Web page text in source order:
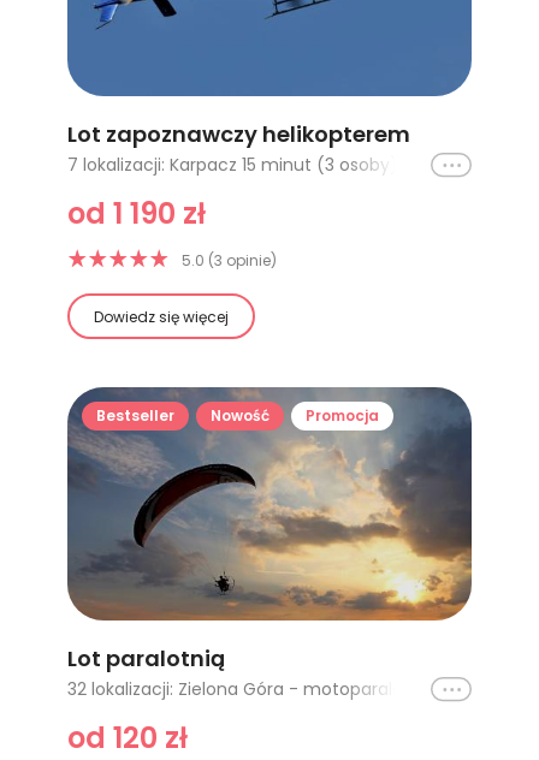
Lot zapoznawczy helikopterem
7 lokalizacji: Karpacz 15 minut (3 osoby), Karpacz 20 minut (3 os.), Karpacz 30 minut (3 os.), Polkowice 15 minut (3 os.), Polkowice 20 minut (3 os.), Polkowice 30 minut (3 os.), Lot dla dwojga Bielsko Biała 15 minut
Ikona
od 1 190 zł
5.0 (3 opinie)
Dowiedz się więcej
Bestseller Nowość Promocja
Lot paralotnią
32 lokalizacji: Zielona Góra - motoparalotnia 10 minut, Gliwice - 10 minut, Trójmiasto (Borsk), Kraków (Pobiednik Wielki), Łódź, Poznań - 10 minut, Bielsko-Biała, Trójmiasto, Warszawa, Opole, Poznań - 20 minut, Gliwice - 25 minut, Gliwice - 35 minut, Beskidy (Żywiec) - Motoparalotnia, Katowice - 25 minut, Katowice - 10 minut, Poznań - 30 minut, Świdwin 10 minut, Gliwice, Trójmiasto (Borsk) - motoparalotnia, Zielona Góra - motoparalotnia 15 minut, Kraków, Białystok lot z Mistrzem Świata, Zielona Góra - motoparalotnia 25 minut, Zakopane, Świdwin 15 minut, Kutno, Trójmiasto - długi lot, Gdańsk, Zielona Góra - motoparalotnia 40 minut, Warszawa - Kalonka, Lublin (Starościn)
Ikona
od 120 zł